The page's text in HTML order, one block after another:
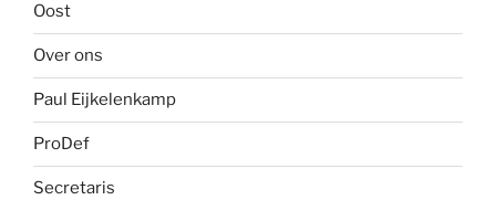
Oost
Over ons
Paul Eijkelenkamp
ProDef
Secretaris